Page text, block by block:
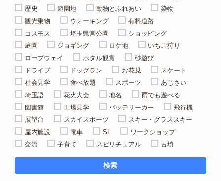
歴史
遊園地 動物とふれあい
染物
観光乗物
ウォーキング
有料道路
コスモス
埼玉県営公園
ショッピング
庭園
ジョギング ロケ地
いちご狩り
ロープウェイ
ホタル観賞
砂遊び
ドライブ
ドッグラン お花見
スケート
社会見学
食べ放題 スポーツ
あじさい
埼玉語
花火大会 地名
雨でも遊べる
図書館
工場見学 バッテリーカー
飛行機
展望台
スカイスポーツ
スキー・グラススキー
屋内施設
電車 SL
ワークショップ
交流
子育て スピリチュアル 古墳
検索